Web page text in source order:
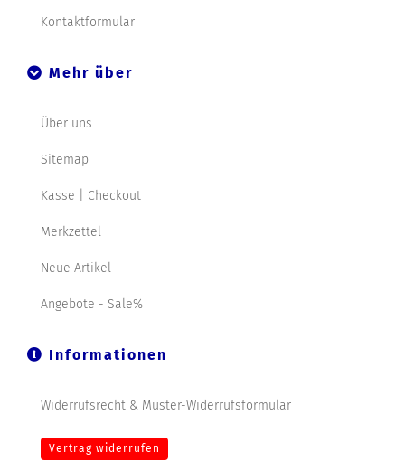
Kontaktformular
Mehr über
Über uns
Sitemap
Kasse | Checkout
Merkzettel
Neue Artikel
Angebote - Sale%
Informationen
Widerrufsrecht & Muster-Widerrufsformular
Vertrag widerrufen